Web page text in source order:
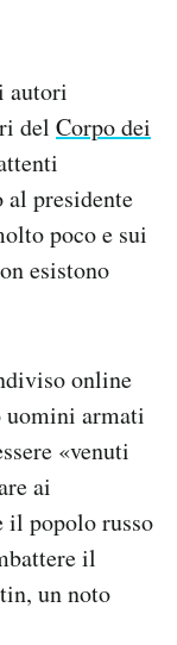
autori
del Corpo dei
presidente
poco e sui
esistono
online
uomini armati
«venuti
ai
il popolo russo
il
un noto